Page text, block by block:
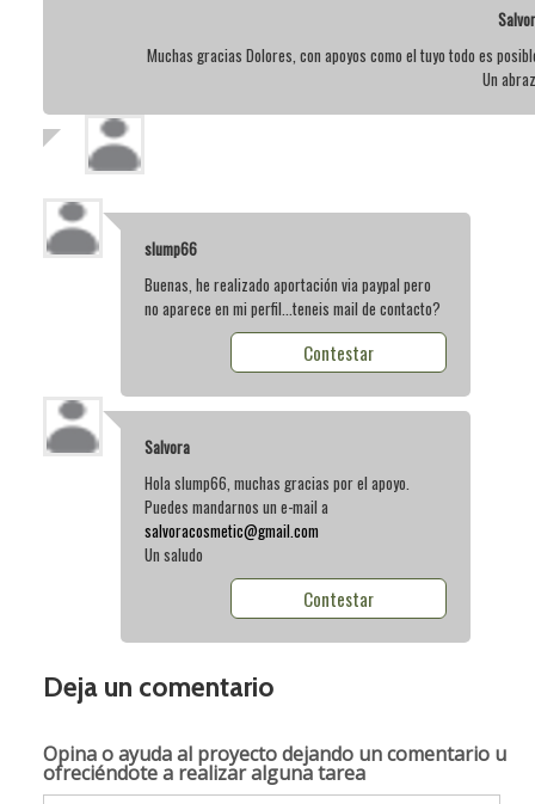
Muchas gracias Dolores, con apoyos como el tuyo todo es
Un
slump66
Buenas, he realizado aportación via paypal pero
no aparece en mi perfil...teneis mail de contacto?
Contestar
Salvora
Hola slump66, muchas gracias por el apoyo.
Puedes mandarnos un e-mail a
salvoracosmetic@gmail.com
Un saludo
Contestar
Deja un comentario
Opina o ayuda al proyectodejando un comentario u
ofreciéndote a realizar alguna tarea